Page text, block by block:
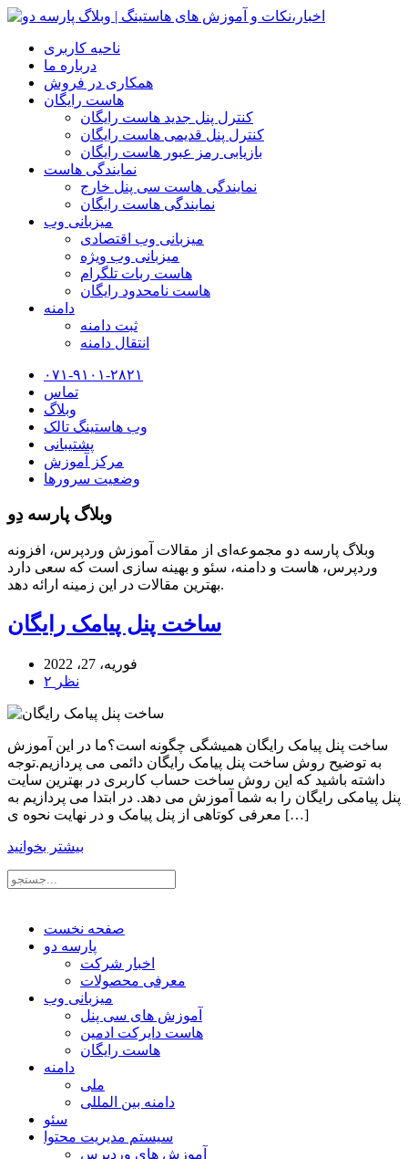
ناحیه کاربری
درباره ما
همکاری در فروش
هاست رایگان
کنترل پنل جدید هاست رایگان
کنترل پنل قدیمی هاست رایگان
بازیابی رمز عبور هاست رایگان
نمایندگی هاست
نمایندگی هاست سی پنل خارج
نمایندگی هاست رایگان
میزبانی وب
میزبانی وب اقتصادی
میزبانی وب ویژه
هاست ربات تلگرام
هاست نامحدود رایگان
دامنه
ثبت دامنه
انتقال دامنه
۰۷۱-۹۱۰۱-۲۸۲۱
تماس
وبلاگ
وب هاستینگ تالک
پشتیبانی
مرکز آموزش
وضعیت سرورها
وبلاگ پارسه دِو
وبلاگ پارسه دو مجموعه‌ای از مقالات آموزش وردپرس، افزونه
وردپرس، هاست و دامنه، سئو و بهینه سازی است که سعی دارد
بهترین مقالات در این زمینه ارائه دهد.
ساخت پنل پیامک رایگان
فوریه، 27، 2022
۲ نظر
ساخت پنل پیامک رایگان همیشگی چگونه است؟ما در این آموزش
به توضیح روش ساخت پنل پیامک رایگان دائمی می پردازیم.توجه
داشته باشید که این روش ساخت حساب کاربری در بهترین سایت
پنل پیامکی رایگان را به شما آموزش می دهد. در ابتدا می پردازیم به
معرفی کوتاهی از پنل پیامک و در نهایت نحوه ی […]
بیشتر بخوانید
صفحه نخست
پارسه دو
اخبار شرکت
معرفی محصولات
میزبانی وب
آموزش های سی پنل
هاست دایرکت ادمین
هاست رایگان
دامنه
ملی
دامنه بین المللی
سئو
سیستم مدیریت محتوا
آموزش های وردپرس